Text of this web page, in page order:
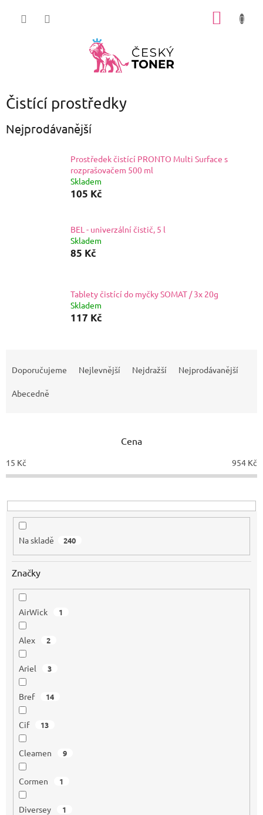
Čistící prostředky
Nejprodávanější
Prostředek čistící PRONTO Multi Surface s
rozprašovačem 500 ml
Skladem
105 Kč
BEL - univerzální čistič, 5 l
Skladem
85 Kč
Tablety čistící do myčky SOMAT / 3x 20g
Skladem
117 Kč
o
d
k
t
Doporučujeme Nejlevnější Nejdražší Nejprodávanější
Abecedně
Cena
15 Kč 954 Kč
Na skladě 240
Značky
AirWick 1
Alex 2
Ariel 3
Bref 14
Cif 13
Cleamen 9
Cormen 1
Diversey 1